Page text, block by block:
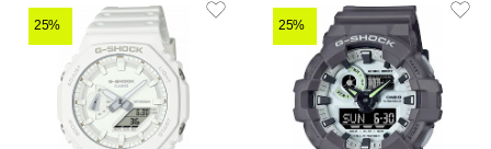
25% 25%